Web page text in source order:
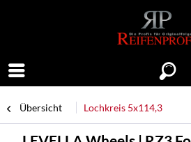
Übersicht Lochkreis 5x114,3